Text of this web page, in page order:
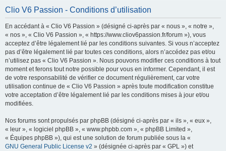
c
Clio V6 Passion - Conditions d’utilisation
En accédant à « Clio V6 Passion » (désigné ci-après par « nous », « notre »,
« nos », « Clio V6 Passion », « https://www.cliov6passion.fr/forum »), vous
acceptez d’être légalement lié par les conditions suivantes. Si vous n’acceptez
pas d’être légalement lié par toutes ces conditions, alors n’accédez pas et/ou
n’utilisez pas « Clio V6 Passion ». Nous pouvons modifier ces conditions à tout
moment et ferons tout notre possible pour vous en informer. Cependant, il est
de votre responsabilité de vérifier ce document régulièrement, car votre
utilisation continue de « Clio V6 Passion » après toute modification constitue
votre acceptation d’être légalement lié par les conditions mises à jour et/ou
modifiées.
Nos forums sont propulsés par phpBB (désigné ci-après par « ils », « eux »,
« leur », « logiciel phpBB », « www.phpbb.com », « phpBB Limited »,
« Équipes phpBB »), qui est une solution de forum publiée sous la «
GNU General Public License v2 » (désignée ci-après par « GPL ») et